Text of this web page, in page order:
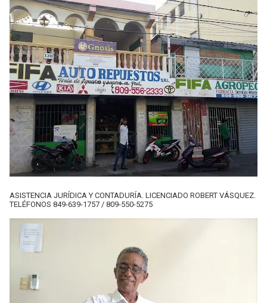
ASISTENCIA JURÍDICA Y CONTADURÍA. LICENCIADO ROBERT VÁSQUEZ.
TELÉFONOS 849-639-1757 / 809-550-5275